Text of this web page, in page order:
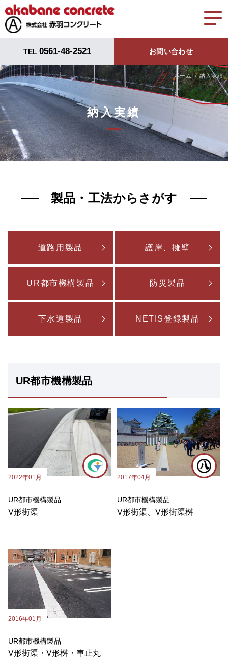
TEL 0561-48-2521 お問い合わせ
ホーム 納入実績
納入実績
製品・工法からさがす
道路用製品 護岸、擁壁
UR都市機構製品 防災製品
下水道製品 NETIS登録製品
UR都市機構製品
2022年01月
UR都市機構製品
V形街渠
2017年04月
UR都市機構製品
V形街渠、V形街渠桝
2016年01月
UR都市機構製品
V形街渠・V形桝・車止丸